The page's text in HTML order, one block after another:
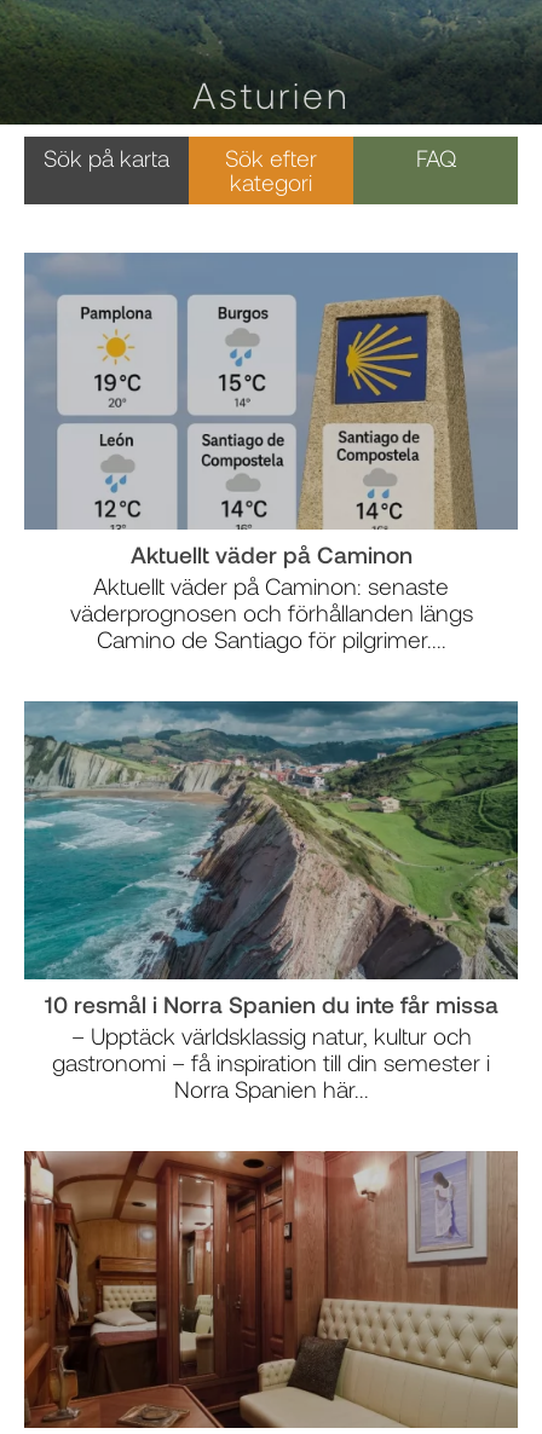
Asturien
Sök på karta
Sök efter
kategori
FAQ
Aktuellt väder på Caminon
Aktuellt väder på Caminon: senaste
väderprognosen och förhållanden längs
Camino de Santiago för pilgrimer....
10 resmål i Norra Spanien du inte får missa
– Upptäck världsklassig natur, kultur och
gastronomi – få inspiration till din semester i
Norra Spanien här...